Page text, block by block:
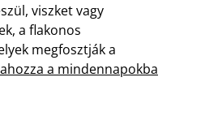
viszket vagy
a flakonos
megfosztják a
a mindennapokba